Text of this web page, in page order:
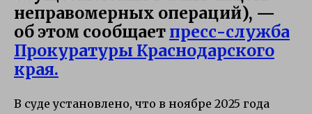
неправомерных операций), —
об этом сообщает пресс-служба
Прокуратуры Краснодарского
края.
В суде установлено, что в ноябре 2025 года